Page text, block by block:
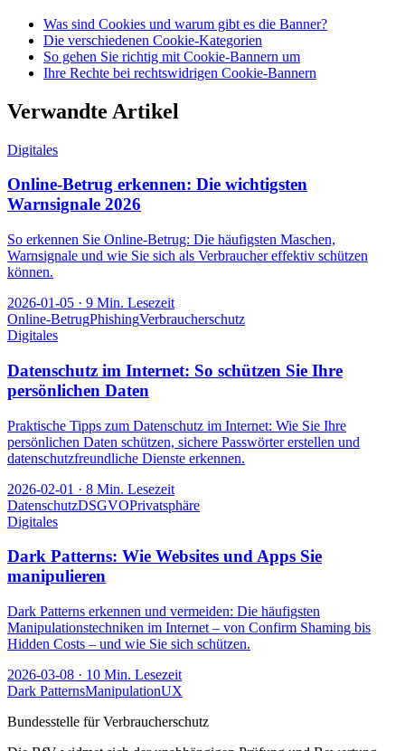
Was sind Cookies und warum gibt es die Banner?
Die verschiedenen Cookie-Kategorien
So gehen Sie richtig mit Cookie-Bannern um
Ihre Rechte bei rechtswidrigen Cookie-Bannern
Verwandte Artikel
Digitales
Online-Betrug erkennen: Die wichtigsten
Warnsignale 2026
So erkennen Sie Online-Betrug: Die häufigsten Maschen,
Warnsignale und wie Sie sich als Verbraucher effektiv schützen
können.
2026-01-05 · 9 Min. Lesezeit
Online-BetrugPhishingVerbraucherschutz
Digitales
Datenschutz im Internet: So schützen Sie Ihre
persönlichen Daten
Praktische Tipps zum Datenschutz im Internet: Wie Sie Ihre
persönlichen Daten schützen, sichere Passwörter erstellen und
datenschutzfreundliche Dienste erkennen.
2026-02-01 · 8 Min. Lesezeit
DatenschutzDSGVOPrivatsphäre
Digitales
Dark Patterns: Wie Websites und Apps Sie
manipulieren
Dark Patterns erkennen und vermeiden: Die häufigsten
Manipulationstechniken im Internet – von Confirm Shaming bis
Hidden Costs – und wie Sie sich schützen.
2026-03-08 · 10 Min. Lesezeit
Dark PatternsManipulationUX
Bundesstelle für Verbraucherschutz